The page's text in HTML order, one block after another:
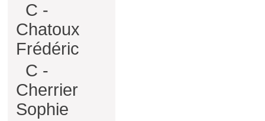
C -
Chatoux
Frédéric
C -
Cherrier
Sophie